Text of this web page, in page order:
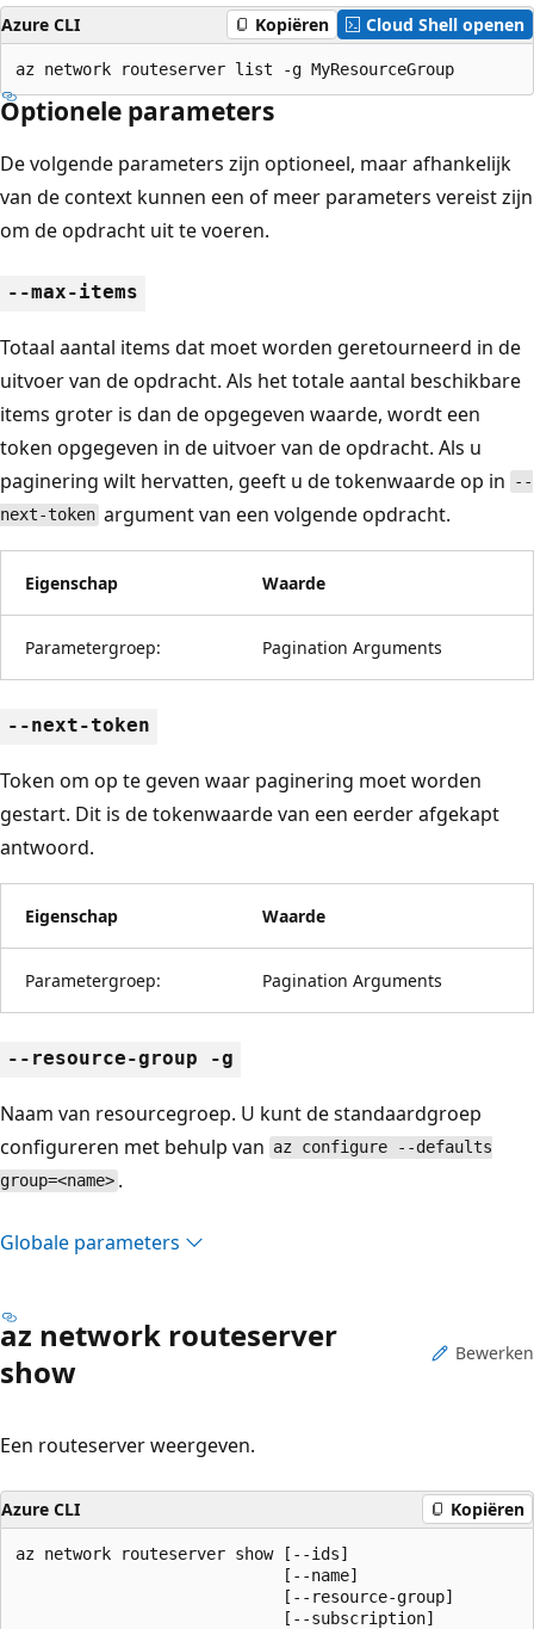
Azure CLI Kopiëren Cloud Shell openen
az network routeserver list -g MyResourceGroup
Optionele parameters
De volgende parameters zijn optioneel, maar afhankelijk
van de context kunnen een of meer parameters vereist zijn
om de opdracht uit te voeren.
--max-items
Totaal aantal items dat moet worden geretourneerd in de
uitvoer van de opdracht. Als het totale aantal beschikbare
items groter is dan de opgegeven waarde, wordt een
token opgegeven in de uitvoer van de opdracht. Als u
paginering wilt hervatten, geeft u de tokenwaarde op in
--
next-token argument van een volgende opdracht.
Eigenschap Waarde
Parametergroep: Pagination Arguments
--next-token
Token om op te geven waar paginering moet worden
gestart. Dit is de tokenwaarde van een eerder afgekapt
antwoord.
Eigenschap Waarde
Parametergroep: Pagination Arguments
--resource-group -g
Naam van resourcegroep. U kunt de standaardgroep
configureren met behulp van az configure --defaults
group=<name> .
Globale parameters
az network routeserver
show
Bewerken
Een routeserver weergeven.
Azure CLI Kopiëren
az network routeserver show [--ids]
                            [--name]
                            [--resource-group]
                            [--subscription]